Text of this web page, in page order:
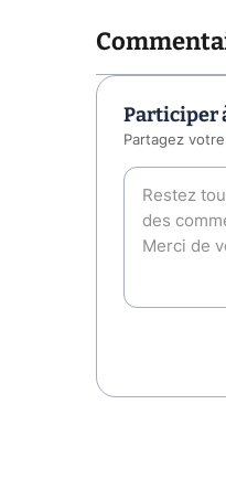
Participer
Partagez